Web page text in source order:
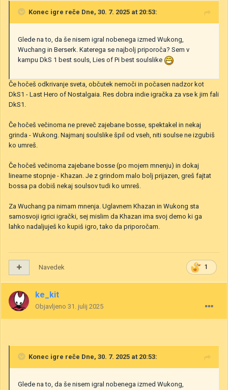
Konec igre reče Dne, 30. 7. 2025 at 20:53:
Glede na to, da še nisem igral nobenega izmed Wukong,
Wuchang in Berserk. Katerega se najbolj priporoča? Sem v
kampu DkS 1 best souls, Lies of Pi best soulslike
Če hočeš odkrivanje sveta, občutek nemoči in počasen nadzor kot
DkS1 - Last Hero of Nostalgaia. Res dobra indie igračka za vse k jim fali
DkS1.
Če hočeš večinoma ne preveč zajebane bosse, spektakel in nekaj
grinda - Wukong. Najmanj soulslike špil od vseh, niti soulse ne izgubiš
ko umreš.
Če hočeš večinoma zajebane bosse (po mojem mnenju) in dokaj
linearne stopnje - Khazan. Je z grindom malo bolj prijazen, greš fajtat
bossa pa dobiš nekaj soulsov tudi ko umreš.
Za Wuchang pa nimam mnenja. Uglavnem Khazan in Wukong sta
samosvoji igrici igrački, sej mislim da Khazan ima svoj demo ki ga
lahko nadaljuješ ko kupiš igro, tako da priporočam.
1
Navedek
ke_kit
Objavljeno 31. julij 2025
Konec igre reče Dne, 30. 7. 2025 at 20:53:
Glede na to, da še nisem igral nobenega izmed Wukong,